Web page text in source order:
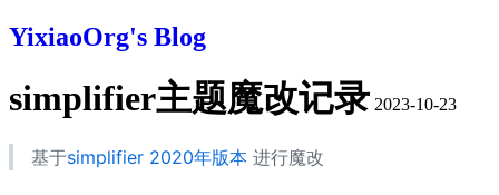
YixiaoOrg's Blog
simplifier主题魔改记录 2023-10-23
基于simplifier 2020年版本 进行魔改